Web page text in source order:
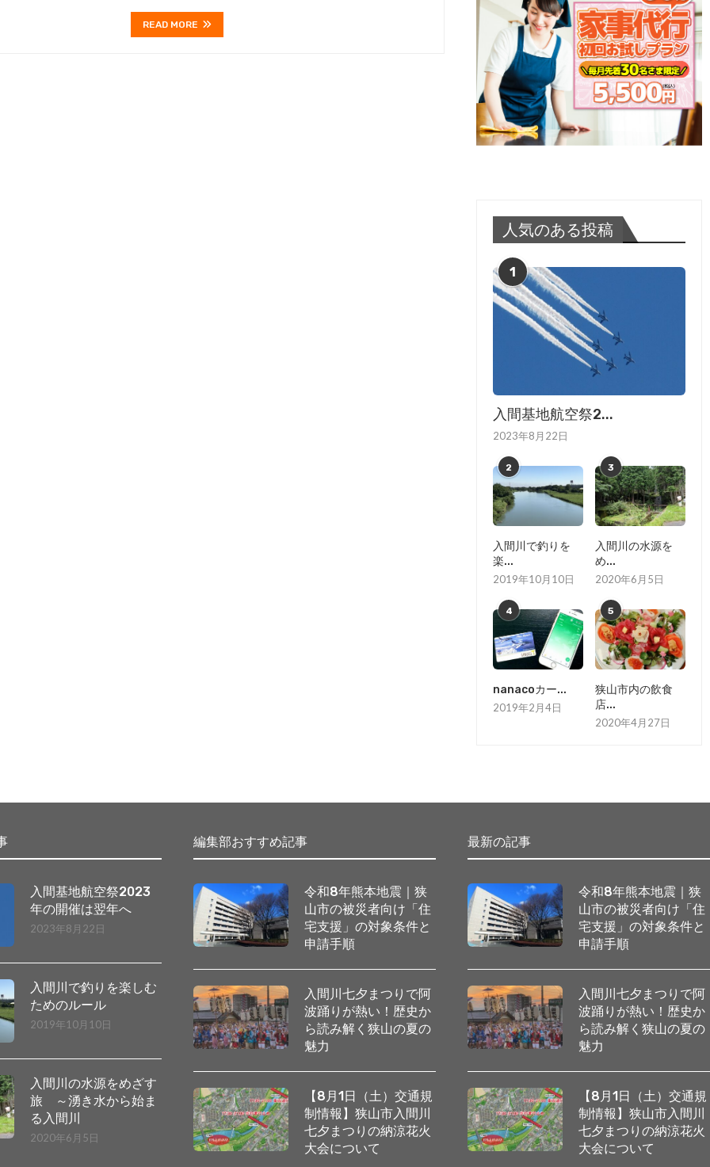
READ MORE
人気のある投稿
1
入間基地航空祭2...
2023年8月22日
2
入間川で釣りを
楽...
2019年10月10日
3
入間川の水源を
め...
2020年6月5日
4
nanacoカー...
2019年2月4日
5
狭山市内の飲食
店...
2020年4月27日
入間基地航空祭2023
年の開催は翌年へ
2023年8月22日
入間川で釣りを楽しむ
ためのルール
2019年10月10日
入間川の水源をめざす
旅 ～湧き水から始ま
る入間川
2020年6月5日
編集部おすすめ記事
令和8年熊本地震｜狭
山市の被災者向け「住
宅支援」の対象条件と
申請手順
入間川七夕まつりで阿
波踊りが熱い！歴史か
ら読み解く狭山の夏の
魅力
【8月1日（土）交通規
制情報】狭山市入間川
七夕まつりの納涼花火
大会について
最新の記事
令和8年熊本地震｜狭
山市の被災者向け「住
宅支援」の対象条件と
申請手順
入間川七夕まつりで阿
波踊りが熱い！歴史か
ら読み解く狭山の夏の
魅力
【8月1日（土）交通規
制情報】狭山市入間川
七夕まつりの納涼花火
大会について